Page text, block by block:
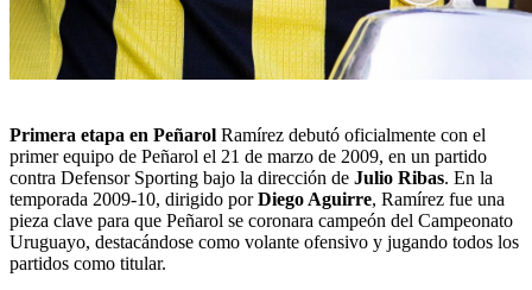
Primera etapa en Peñarol Ramírez debutó oficialmente con el
primer equipo de Peñarol el 21 de marzo de 2009, en un partido
contra Defensor Sporting bajo la dirección de Julio Ribas. En la
temporada 2009-10, dirigido porDiego Aguirre, Ramírez fue una
pieza clave para que Peñarol se coronara campeón del Campeonato
Uruguayo, destacándose como volante ofensivo y jugando todos los
partidos como titular.